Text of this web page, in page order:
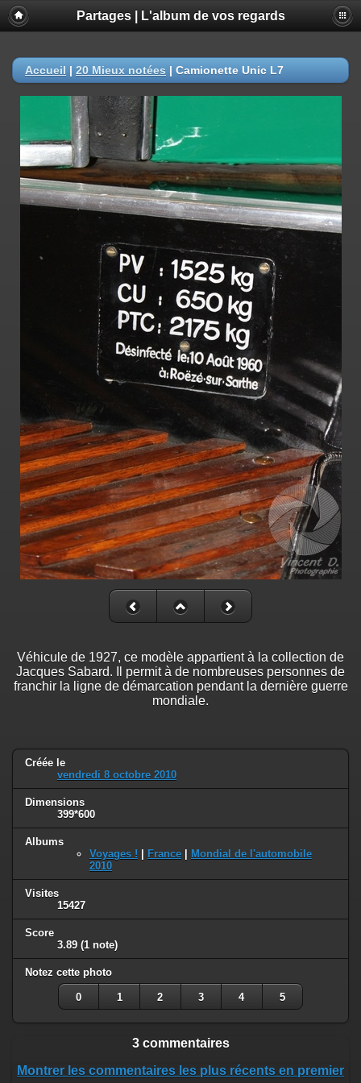
Partages | L'album de vos regards
Accueil | 20 Mieux notées | Camionette Unic L7
Véhicule de 1927, ce modèle appartient à la collection de
Jacques Sabard. Il permit à de nombreuses personnes de
franchir la ligne de démarcation pendant la dernière guerre
mondiale.
Créée le
vendredi 8 octobre 2010
Dimensions
399*600
Albums
Voyages !
France
Mondial de l'automobile
2010
Visites
15427
Score
3.89 (1 note)
Notez cette photo
0 1 2 3 4 5
3 commentaires
Montrer les commentaires les plus récents en premier